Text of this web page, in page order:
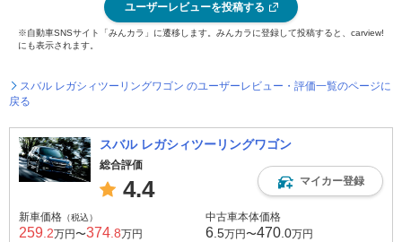
ユーザーレビューを投稿する
※自動車SNSサイト「みんカラ」に遷移します。みんカラに登録して投稿すると、carview!
にも表示されます。
スバル レガシィツーリングワゴン のユーザーレビュー・評価一覧のページに
戻る
スバル レガシィツーリングワゴン
総合評価
4.4 マイカー登録
新車価格 （税込）
259 .2万円〜374 .8万円
中古車本体価格
6 .5万円〜470 .0万円